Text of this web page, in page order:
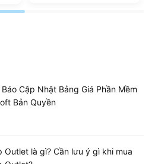
Cập Nhật Bảng Giá Phần Mềm
Bản Quyền
Outlet là gì? Cần lưu ý gì khi mua